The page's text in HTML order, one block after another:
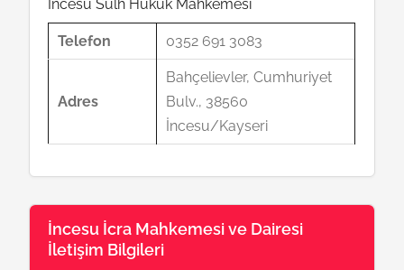
İncesu Sulh Hukuk Mahkemesi
Telefon 0352 691 3083
Adres
Bahçelievler, Cumhuriyet
Bulv., 38560
İncesu/Kayseri
İncesu İcra Mahkemesi ve Dairesi
İletişim Bilgileri